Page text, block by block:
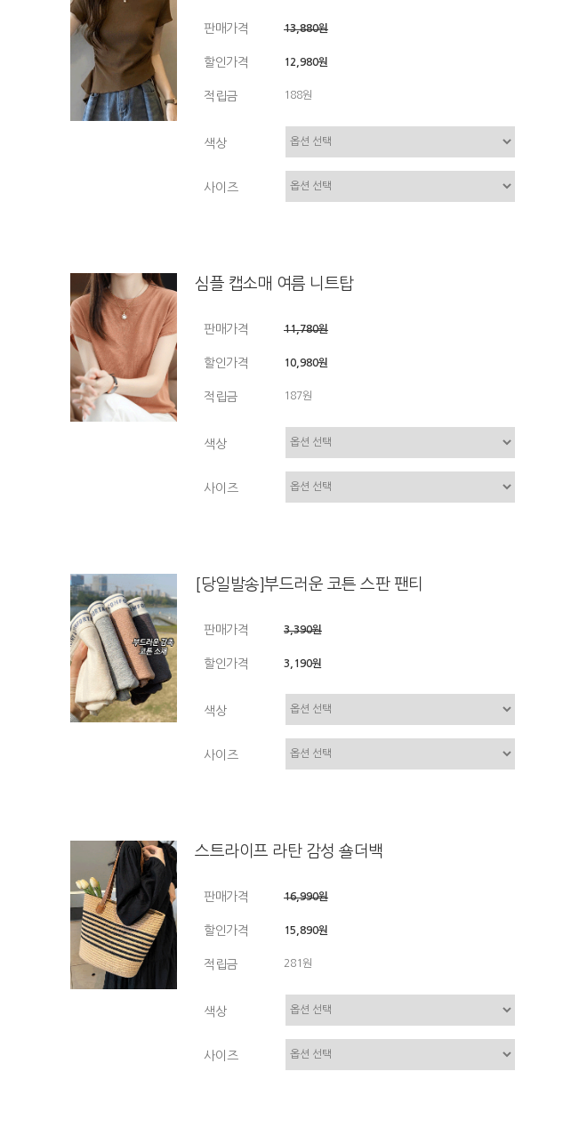
판매가격 13,880원
할인가격 12,980원
적립금 188원
색상
사이즈
심플 캡소매 여름 니트탑
판매가격 11,780원
할인가격 10,980원
적립금 187원
색상
사이즈
[당일발송]부드러운 코튼 스판 팬티
판매가격 3,390원
할인가격 3,190원
색상
사이즈
스트라이프 라탄 감성 숄더백
판매가격 16,990원
할인가격 15,890원
적립금 281원
색상
사이즈